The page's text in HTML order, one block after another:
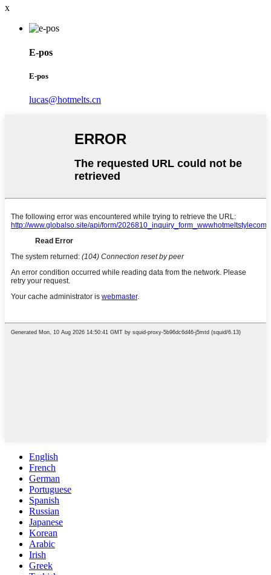
x
E-pos
E-pos
lucas@hotmelts.cn
English
French
German
Portuguese
Spanish
Russian
Japanese
Korean
Arabic
Irish
Greek